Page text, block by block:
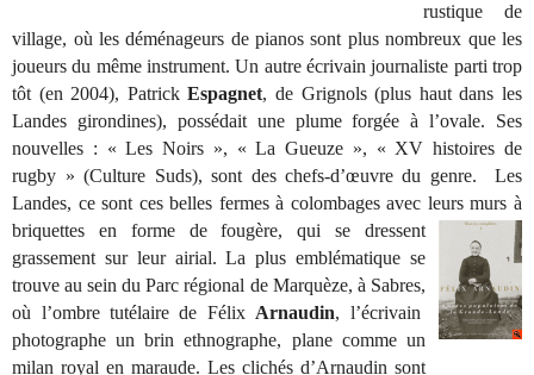
rustique de
village, où les déménageurs de pianos sont plus nombreux que les
joueurs du même instrument. Un autre écrivain journaliste parti trop
tôt (en 2004), PatrickEspagnet, de Grignols (plus haut dans les
Landes girondines), possédait une plume forgée à l’ovale. Ses
nouvelles : « Les Noirs », « La Gueuze », « XV histoires de
rugby » (Culture Suds), sont des chefs-d’œuvre du genre. Les
Landes, ce sont ces belles fermes à colombages avec leurs murs à
briquettes en forme de fougère, qui se dressent
grassement sur leur airial. La plus emblématique se
trouve au sein du Parc régional de Marquèze, à Sabres,
où l’ombre tutélaire de Félix Arnaudin, l’écrivain
photographe un brin ethnographe, plane comme un
milan royal en maraude. Les clichés d’Arnaudin sont